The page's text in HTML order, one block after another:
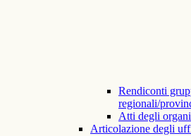
Rendiconti
regionali/
Atti degli
Articolazione degli